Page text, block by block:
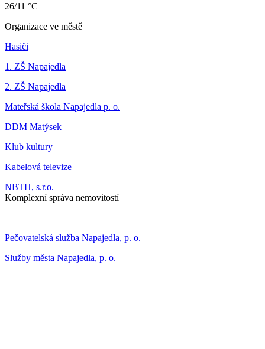
26/11 °C
Organizace ve městě
Hasiči
1. ZŠ Napajedla
2. ZŠ Napajedla
Mateřská škola Napajedla p. o.
DDM Matýsek
Klub kultury
Kabelová televize
NBTH, s.r.o.
Komplexní správa nemovitostí
Pečovatelská služba Napajedla, p. o.
Služby města Napajedla, p. o.